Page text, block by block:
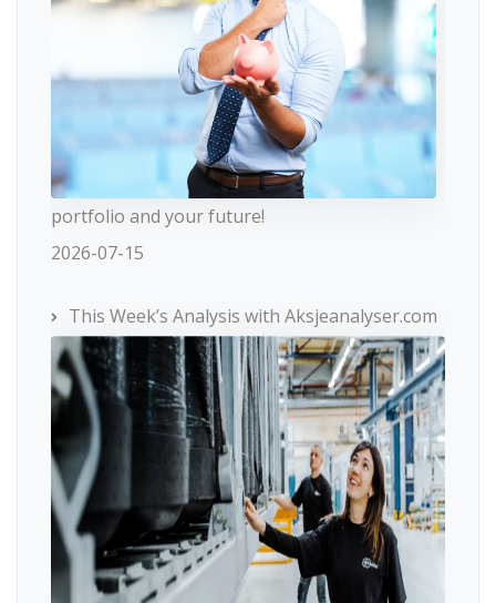
portfolio and your future!
2026-07-15
This Week’s Analysis with Aksjeanalyser.com